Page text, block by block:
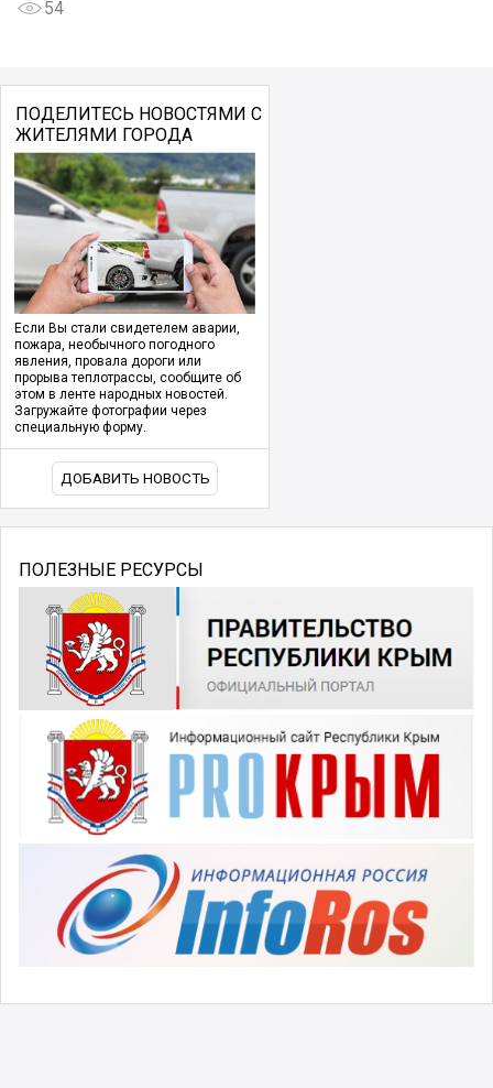
54
ПОДЕЛИТЕСЬ НОВОСТЯМИ С
ЖИТЕЛЯМИ ГОРОДА
Если Вы стали свидетелем аварии,
пожара, необычного погодного
явления, провала дороги или
прорыва теплотрассы, сообщите об
этом в ленте народных новостей.
Загружайте фотографии через
специальную форму.
ДОБАВИТЬ НОВОСТЬ
ПОЛЕЗНЫЕ РЕСУРСЫ